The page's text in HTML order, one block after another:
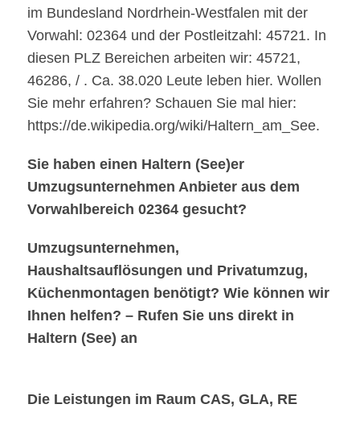
im Bundesland Nordrhein-Westfalen mit der
Vorwahl: 02364 und der Postleitzahl: 45721. In
diesen PLZ Bereichen arbeiten wir: 45721,
46286, / . Ca. 38.020 Leute leben hier. Wollen
Sie mehr erfahren? Schauen Sie mal hier:
https://de.wikipedia.org/wiki/Haltern_am_See.
Sie haben einen Haltern (See)er
Umzugsunternehmen Anbieter aus dem
Vorwahlbereich 02364 gesucht?
Umzugsunternehmen,
Haushaltsauflösungen und Privatumzug,
Küchenmontagen benötigt? Wie können wir
Ihnen helfen? – Rufen Sie uns direkt in
Haltern (See) an
Die Leistungen im Raum CAS, GLA, RE